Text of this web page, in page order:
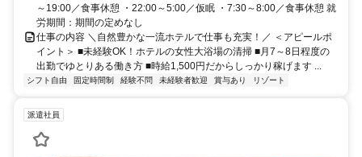
～19:00／食事休憩 ・22:00～5:00／仮眠 ・7:30～8:00／食事休憩 就
労期間：期間の定めなし
仕事の内容 ＼自然豊かな一流ホテルで仕事も充実！／ ＜アピールポ
イント＞ ■未経験OK！ホテルの女性大浴場の清掃 ■月7～8日程度の
出勤でゆとりある働き方 ■時給1,500円だからしっかり稼げます ...
シフト自由 固定時間制 経験不問 未経験者歓迎 賞与あり リゾート
派遣社員